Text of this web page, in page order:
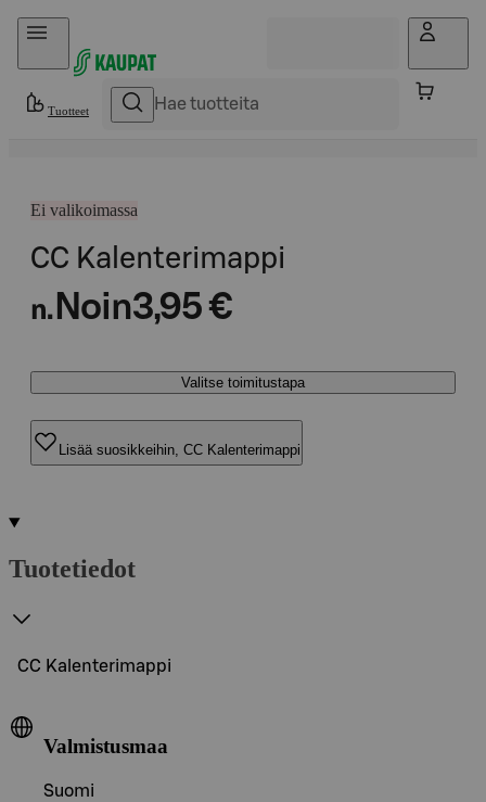
Hyppää sisältöön
Tuotteet
Ei valikoimassa
CC Kalenterimappi
n. Noin3,95 €
Valitse toimitustapa
Lisää suosikkeihin, CC Kalenterimappi
Tuotetiedot
CC Kalenterimappi
Valmistusmaa
Suomi